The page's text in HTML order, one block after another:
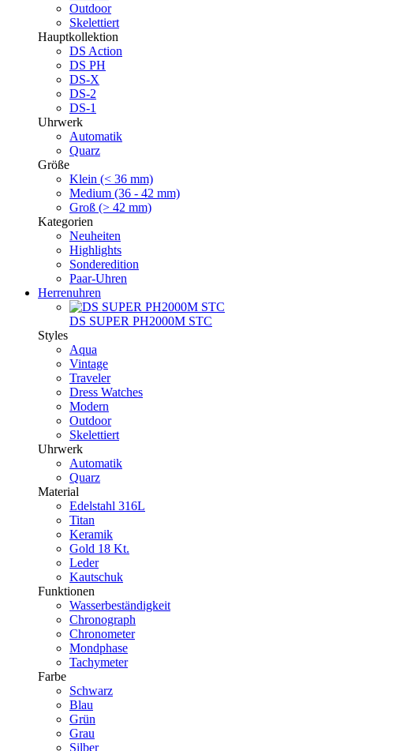
Outdoor
Skelettiert
Hauptkollektion
DS Action
DS PH
DS-X
DS-2
DS-1
Uhrwerk
Automatik
Quarz
Größe
Klein (< 36 mm)
Medium (36 - 42 mm)
Groß (> 42 mm)
Kategorien
Neuheiten
Highlights
Sonderedition
Paar-Uhren
Herrenuhren
DS SUPER PH2000M STC
Styles
Aqua
Vintage
Traveler
Dress Watches
Modern
Outdoor
Skelettiert
Uhrwerk
Automatik
Quarz
Material
Edelstahl 316L
Titan
Keramik
Gold 18 Kt.
Leder
Kautschuk
Funktionen
Wasserbeständigkeit
Chronograph
Chronometer
Mondphase
Tachymeter
Farbe
Schwarz
Blau
Grün
Grau
Silber